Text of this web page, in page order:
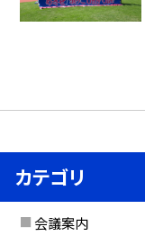
カテゴリ
会議案内